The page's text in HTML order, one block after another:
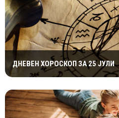
ДНЕВЕН ХОРОСКОП ЗА 25 ЈУЛИ